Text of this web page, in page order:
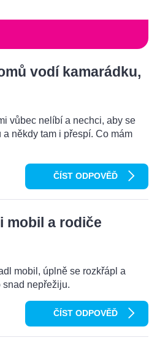
vodí kamarádku,
vůbec nelíbí a nechci, aby se
někdy tam i přespí. Co mám
ČÍST ODPOVĚĎ
mobil a rodiče
mobil, úplně se rozkřápl a
nepřežiju.
ČÍST ODPOVĚĎ